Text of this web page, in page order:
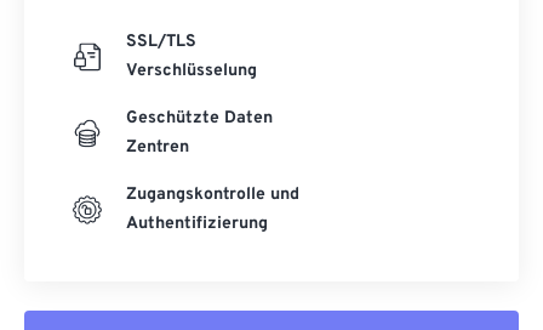
SSL/TLS
Verschlüsselung
Geschützte Daten
Zentren
Zugangskontrolle und
Authentifizierung